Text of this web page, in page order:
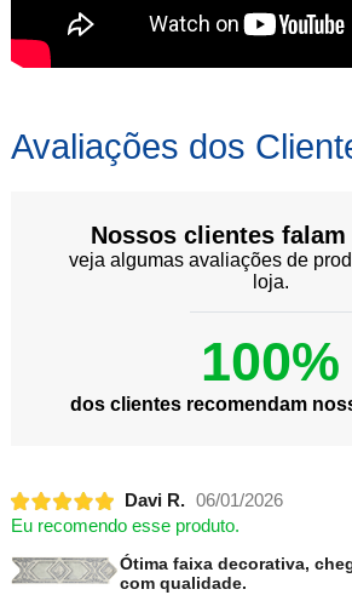
Avaliações dos
Nossos clientes
veja algumas avaliações de
loja.
100%
dos clientes recomendam
Davi R. 06/01/2026
Eu recomendo esse produto.
Ótima faixa decorativa,
com qualidade.